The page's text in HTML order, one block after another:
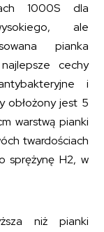
1000S dla
ale
pianka
cechy
i
obłożony jest 5
warstwą pianki
twardościach
sprężynę H2, w
niż pianki